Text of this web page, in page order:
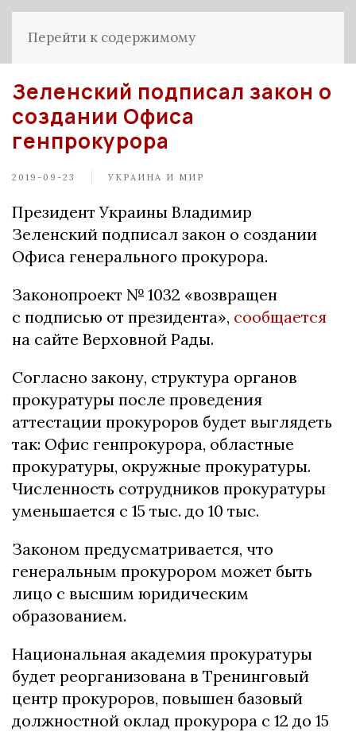
Перейти к содержимому
Зеленский подписал закон о
создании Офиса
генпрокурора
2019-09-23 УКРАИНА И МИР
Президент Украины Владимир
Зеленский подписал закон о создании
Офиса генерального прокурора.
Законопроект № 1032 «возвращен
с подписью от президента», сообщается
на сайте Верховной Рады.
Согласно закону, структура органов
прокуратуры после проведения
аттестации прокуроров будет выглядеть
так: Офис генпрокурора, областные
прокуратуры, окружные прокуратуры.
Численность сотрудников прокуратуры
уменьшается с 15 тыс. до 10 тыс.
Законом предусматривается, что
генеральным прокурором может быть
лицо с высшим юридическим
образованием.
Национальная академия прокуратуры
будет реорганизована в Тренинговый
центр прокуроров, повышен базовый
должностной оклад прокурора с 12 до 15